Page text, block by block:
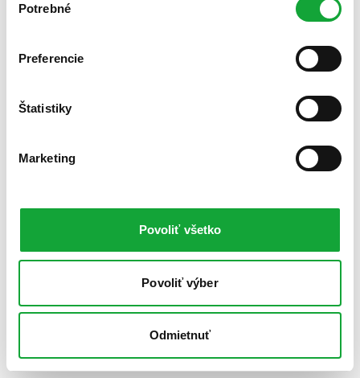
súhlasu
Potrebné
Preferencie
Štatistiky
Marketing
Povoliť všetko
Povoliť výber
Odmietnuť